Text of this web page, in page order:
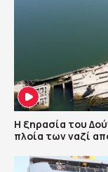
Η ξηρασία του
πλοία των ναζί